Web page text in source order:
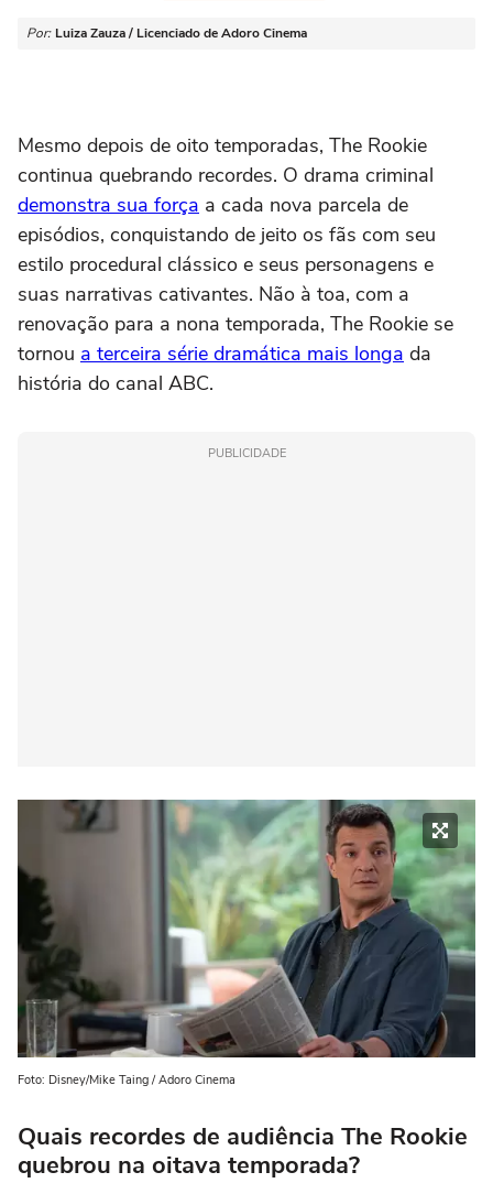
Por: Luiza Zauza / Licenciado de Adoro Cinema
Mesmo depois de oito temporadas, The Rookie
continua quebrando recordes. O drama criminal
demonstra sua força a cada nova parcela de
episódios, conquistando de jeito os fãs com seu
estilo procedural clássico e seus personagens e
suas narrativas cativantes. Não à toa, com a
renovação para a nona temporada, The Rookie se
tornou a terceira série dramática mais longa da
história do canal ABC.
PUBLICIDADE
Foto: Disney/Mike Taing / Adoro Cinema
Quais recordes de audiência The Rookie
quebrou na oitava temporada?